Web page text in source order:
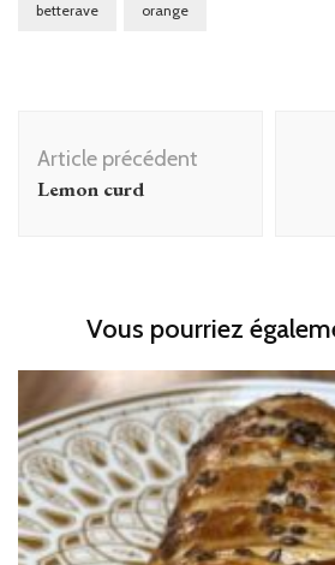
betterave orange
d'article
Article précédent
Lemon curd
Vous pourriez